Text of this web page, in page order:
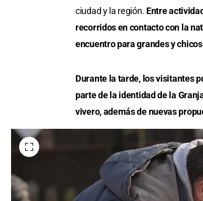
ciudad y la región. Entre
recorridos en contacto con la
encuentro para grandes y
Durante la tarde, los visitantes
parte de la identidad de la
vivero, además de nuevas